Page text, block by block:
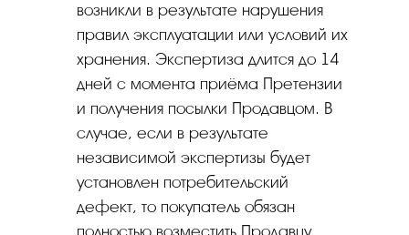
возникли в результате нарушения
правил эксплуатации или условий их
хранения. Экспертиза длится до 14
дней с момента приёма Претензии
и получения посылки Продавцом. В
случае, если в результате
независимой экспертизы будет
установлен потребительский
дефект, то покупатель обязан
полностью возместить Продавцу